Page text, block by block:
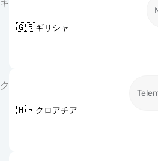
ギ
🇬🇷ギリシャ
ク
🇭🇷クロアチア